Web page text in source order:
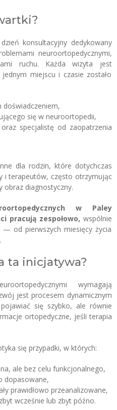
konsultacyjny dedykowany
neuroortopedycznymi,
ruchu. Każda wizyta jest
miejscu i czasie zostało
się w neuroortopedii,
specjalistę od zaopatrzenia
dla rodzin, które dotychczas
i terapeutów, często otrzymując
obraz diagnostyczny.
w Paley
pracują zespołowo, wspólnie
— od pierwszych miesięcy życia
ta inicjatywa?
wymagają
jest procesem dynamicznym
się szybko, ale równie
ortopedyczne, jeśli terapia
się przypadki, w których:
ale bez celu funkcjonalnego,
dopasowane,
prawidłowo przeanalizowane,
wcześnie lub zbyt późno.